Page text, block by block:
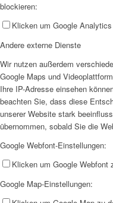
blockieren:
Klicken um Google
Andere externe Dienste
Wir nutzen außerdem
Google Maps und
Ihre IP-Adresse einsehen
beachten Sie, dass diese
unserer Website stark
übernommen, sobald Sie die
Google Webfont-Einstellungen:
Klicken um Google Webfont
Google Map-Einstellungen: